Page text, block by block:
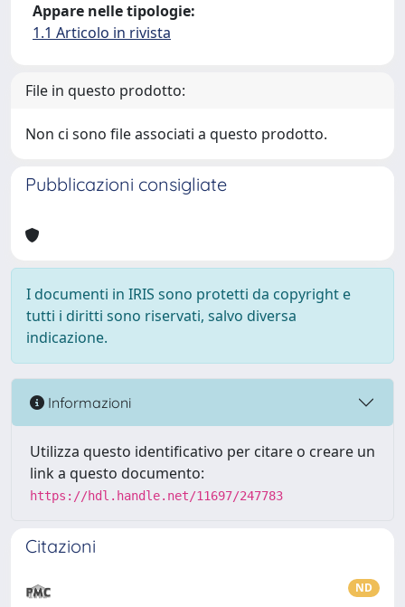
Appare nelle tipologie:
1.1 Articolo in rivista
File in questo prodotto:
Non ci sono file associati a questo prodotto.
Pubblicazioni consigliate
I documenti in IRIS sono protetti da copyright e
tutti i diritti sono riservati, salvo diversa
indicazione.
Informazioni
Utilizza questo identificativo per citare o creare un
link a questo documento:
https://hdl.handle.net/11697/247783
Citazioni
ND